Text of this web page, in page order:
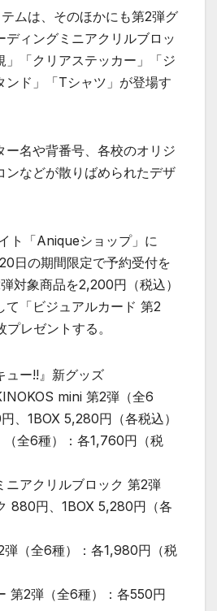
ムは、そのほかにも第2弾グ
ディングミニアクリルブロッ
」「クリアステッカー」「ジ
ンド」「Tシャツ」が登場す
ー名や背番号、各校のオリジ
ンなどが散りばめられたデザ
ト「Aniqueショップ」に
日の期間限定で予約受付を
対象商品を2,200円（税込）
て「ビジュアルカード 第2
レゼントする。
ュー!!』新グッズ
mini 第2弾（全6
、1BOX 5,280円（各税込）
（全6種）：各1,760円（税
ニアクリルブロック 第2弾
880円、1BOX 5,280円（各
弾（全6種）：各1,980円（税
第2弾（全6種）：各550円